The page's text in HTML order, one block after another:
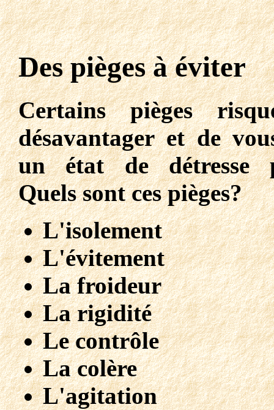
Des pièges à éviter
Certains pièges
désavantager et de
un état de détresse
Quels sont ces pièges?
L'isolement
L'évitement
La froideur
La rigidité
Le contrôle
La colère
L'agitation